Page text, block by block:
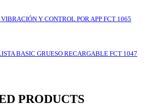
Y CONTROL POR APP FCT 1065
BASIC GRUESO RECARGABLE FCT 1047
PRODUCTS